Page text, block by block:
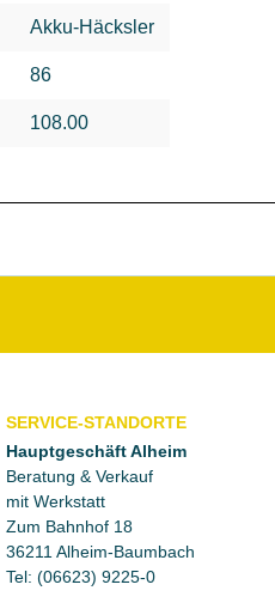
Akku-Häcksler
86
108.00
SERVICE-STANDORTE
Hauptgeschäft Alheim
Beratung & Verkauf
mit Werkstatt
Zum Bahnhof 18
36211 Alheim-Baumbach
Tel: (06623) 9225-0